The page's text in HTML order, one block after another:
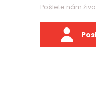
Pošlete nám